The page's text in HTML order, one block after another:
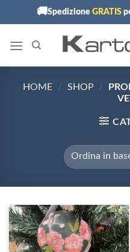
🚚Spedizione GRATIS
HOME / SHOP /